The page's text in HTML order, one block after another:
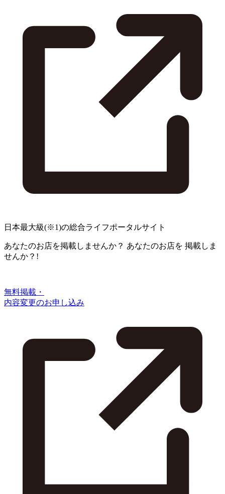
日本最大級(※1)の総合ライフポータルサイト
あなたのお店を掲載しませんか？ あなたのお店を 掲載しま
せんか？!
無料掲載・
内容変更のお申し込み